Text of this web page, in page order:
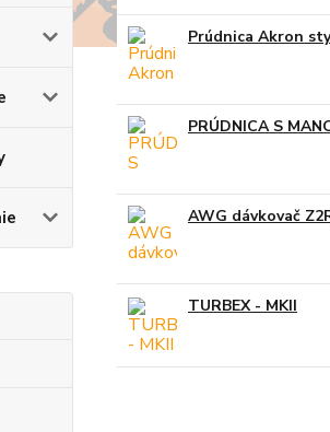
Prúdnica Akron
PRÚDNICA S
AWG dávkovač
TURBEX - MKII